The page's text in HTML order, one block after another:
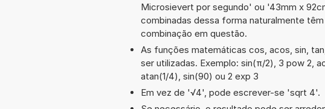
Microsievert por segundo' ou '43mm x
combinadas dessa forma naturalmente
combinação em questão.
As funções matemáticas cos, acos, sin,
ser utilizadas. Exemplo: sin(π/2), 3 pow 2,
atan(1/4), sin(90) ou 2 exp 3
Em vez de '√4', pode escrever-se 'sqrt 4'.